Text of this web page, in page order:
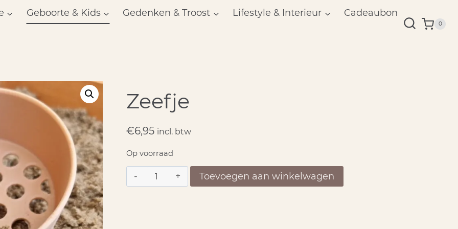
Geboorte & Kids Gedenken & Troost Lifestyle & Interieur
Cadeaubon
0
Zeefje
€6,95 incl. btw
Op voorraad
Zeefje
aantal
Toevoegen aan winkelwagen